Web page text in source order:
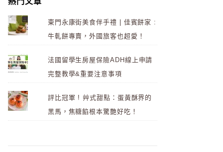
東門永康街美食伴手禮 | 佳賓餅家 :
牛軋餅專賣，外國旅客也超愛！
法國留學生房屋保險ADH線上申請
完整教學&重要注意事項
評比冠軍 ! 艸式甜點：蛋黃酥界的
黑馬，焦糖餡根本驚艷好吃！